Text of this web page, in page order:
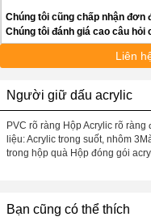
Chúng tôi cũng chấp nhận đơn
Chúng tôi đánh giá cao câu hỏi
Liên
Người giữ dấu acrylic
PVC rõ ràng Hộp Acrylic rõ
liệu: Acrylic trong suốt, nhôm
trong hộp quà Hộp đóng gói
Bạn cũng có thể thích